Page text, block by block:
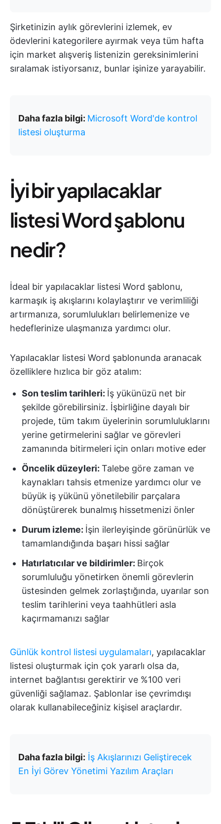
Şirketinizin aylık görevlerini izlemek, ev
ödevlerini kategorilere ayırmak veya tüm hafta
için market alışveriş listenizin gereksinimlerini
sıralamak istiyorsanız, bunlar işinize yarayabilir.
Daha fazla bilgi: Microsoft Word'de kontrol
listesi oluşturma
İyi bir yapılacaklar
listesi Word şablonu
nedir?
İdeal bir yapılacaklar listesi Word şablonu,
karmaşık iş akışlarını kolaylaştırır ve verimliliği
artırmanıza, sorumlulukları belirlemenize ve
hedeflerinize ulaşmanıza yardımcı olur.
Yapılacaklar listesi Word şablonunda aranacak
özelliklere hızlıca bir göz atalım:
Son teslim tarihleri: İş yükünüzü net bir
şekilde görebilirsiniz. İşbirliğine dayalı bir
projede, tüm takım üyelerinin sorumluluklarını
yerine getirmelerini sağlar ve görevleri
zamanında bitirmeleri için onları motive eder
Öncelik düzeyleri: Talebe göre zaman ve
kaynakları tahsis etmenize yardımcı olur ve
büyük iş yükünü yönetilebilir parçalara
dönüştürerek bunalmış hissetmenizi önler
Durum izleme: İşin ilerleyişinde görünürlük ve
tamamlandığında başarı hissi sağlar
Hatırlatıcılar ve bildirimler: Birçok
sorumluluğu yönetirken önemli görevlerin
üstesinden gelmek zorlaştığında, uyarılar son
teslim tarihlerini veya taahhütleri asla
kaçırmamanızı sağlar
Günlük kontrol listesi uygulamaları, yapılacaklar
listesi oluşturmak için çok yararlı olsa da,
internet bağlantısı gerektirir ve %100 veri
güvenliği sağlamaz. Şablonlar ise çevrimdışı
olarak kullanabileceğiniz kişisel araçlardır.
Daha fazla bilgi: İş Akışlarınızı Geliştirecek
En İyi Görev Yönetimi Yazılım Araçları